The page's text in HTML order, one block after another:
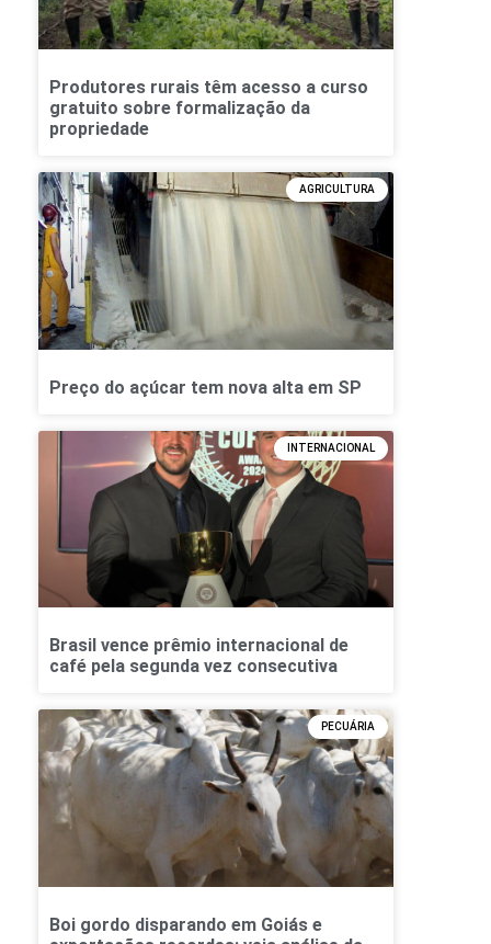
Produtores rurais têm acesso a curso
gratuito sobre formalização da
propriedade
AGRICULTURA
Preço do açúcar tem nova alta em SP
INTERNACIONAL
Brasil vence prêmio internacional de
café pela segunda vez consecutiva
PECUÁRIA
Boi gordo disparando em Goiás e